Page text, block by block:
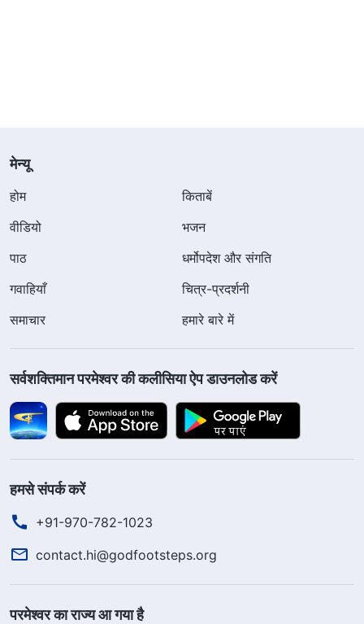
मेन्यू
होम
किताबें
वीडियो
भजन
पाठ
धर्मोपदेश और संगति
गवाहियाँ
चित्र-प्रदर्शनी
समाचार
हमारे बारे में
सर्वशक्तिमान परमेश्वर की कलीसिया ऐप डाउनलोड करें
हमसे संपर्क करें
+91-970-782-1023
contact.hi@godfootsteps.org
परमेश्वर का राज्य आ गया है